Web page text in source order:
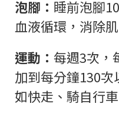
泡腳： 睡前泡腳
血液循環，消除
運動： 每週3次，
加到每分鐘130次
如快走、騎自行